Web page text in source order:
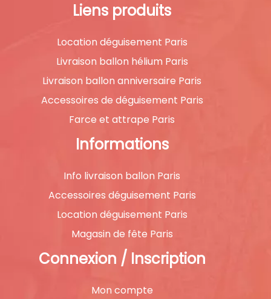
Liens produits
Location déguisement Paris
Livraison ballon hélium Paris
Livraison ballon anniversaire Paris
Accessoires de déguisement Paris
Farce et attrape Paris
Informations
Info livraison ballon Paris
Accessoires déguisement Paris
Location déguisement Paris
Magasin de fête Paris
Connexion / Inscription
Mon compte